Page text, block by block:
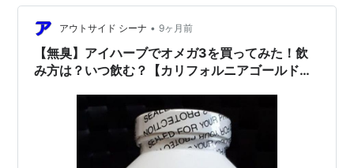
アウトサイド シーナ • 9ヶ月前
【無臭】アイハーブでオメガ3を買ってみた！飲
み方は？いつ飲む？【カリフォルニアゴールドニ